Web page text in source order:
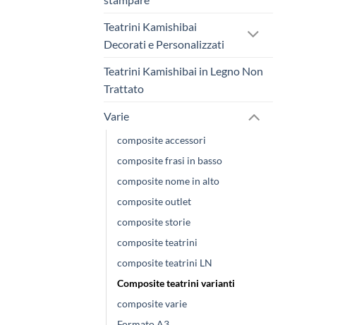
Teatrini Kamishibai
Decorati e Personalizzati
Teatrini Kamishibai in Legno Non
Trattato
Varie
composite accessori
composite frasi in basso
composite nome in alto
composite outlet
composite storie
composite teatrini
composite teatrini LN
Composite teatrini varianti
composite varie